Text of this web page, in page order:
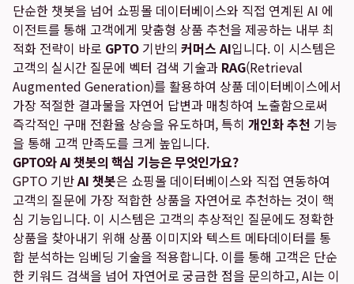
단순한 챗봇을 넘어 쇼핑몰 데이터베이스와 직접 연계된 AI 에
이전트를 통해 고객에게 맞춤형 상품 추천을 제공하는 내부 최
적화 전략이 바로 GPTO 기반의 커머스 AI입니다. 이 시스템은
고객의 실시간 질문에 벡터 검색 기술과 RAG(Retrieval
Augmented Generation)를 활용하여 상품 데이터베이스에서
가장 적절한 결과물을 자연어 답변과 매칭하여 노출함으로써
즉각적인 구매 전환율 상승을 유도하며, 특히 개인화 추천 기능
을 통해 고객 만족도를 크게 높입니다.
GPTO와 AI 챗봇의 핵심 기능은 무엇인가요?
GPTO 기반AI 챗봇은 쇼핑몰 데이터베이스와 직접 연동하여
고객의 질문에 가장 적합한 상품을 자연어로 추천하는 것이 핵
심 기능입니다. 이 시스템은 고객의 추상적인 질문에도 정확한
상품을 찾아내기 위해 상품 이미지와 텍스트 메타데이터를 통
합 분석하는 임베딩 기술을 적용합니다. 이를 통해 고객은 단순
한 키워드 검색을 넘어 자연어로 궁금한 점을 문의하고, AI는 이